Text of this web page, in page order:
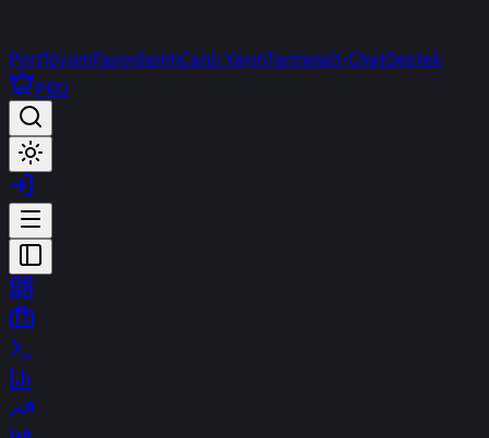
PortföyümFavorilerimCanlı YayınTerminalt-ChatDestek
PRO